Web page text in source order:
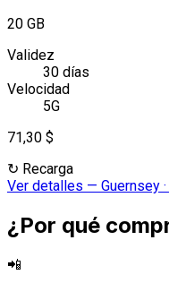
20 GB
Validez
30 días
Velocidad
5G
71,30 $
↻ Recarga
Ver detalles — Guernsey
¿Por qué
📲